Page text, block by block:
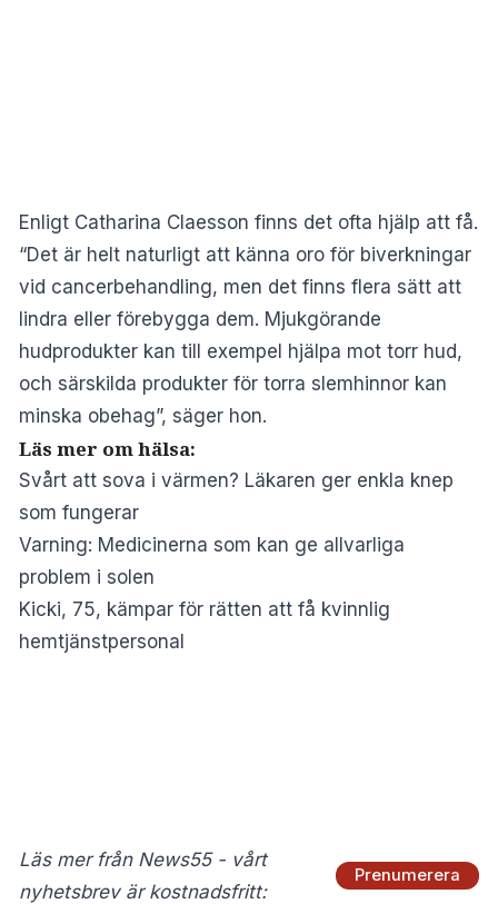
Enligt Catharina Claesson finns det ofta hjälp att få.
“Det är helt naturligt att känna oro för biverkningar
vid cancerbehandling, men det finns flera sätt att
lindra eller förebygga dem. Mjukgörande
hudprodukter kan till exempel hjälpa mot torr hud,
och särskilda produkter för torra slemhinnor kan
minska obehag”, säger hon.
Läs mer om hälsa:
Svårt att sova i värmen? Läkaren ger enkla knep
som fungerar
Varning: Medicinerna som kan ge allvarliga
problem i solen
Kicki, 75, kämpar för rätten att få kvinnlig
hemtjänstpersonal
Läs mer från News55 - vårt
nyhetsbrev är kostnadsfritt:
Prenumerera